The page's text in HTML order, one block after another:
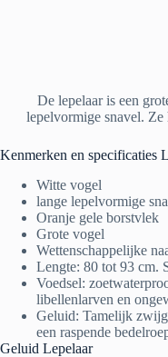
De lepelaar is een
lepelvormige snavel. Ze
Kenmerken en specificaties
Witte vogel
lange lepelvormige
Oranje gele borstvlek
Grote vogel
Wettenschappelijke
Lengte: 80 tot 93 cm.
Voedsel:
libellenlarven en
Geluid: Tamelijk
een raspende
Geluid Lepelaar